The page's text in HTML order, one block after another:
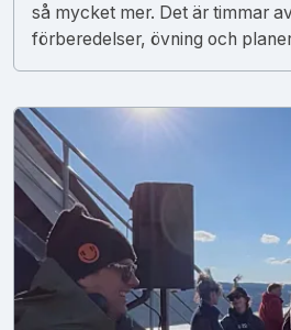
så mycket mer. Det är timmar
förberedelser, övning och